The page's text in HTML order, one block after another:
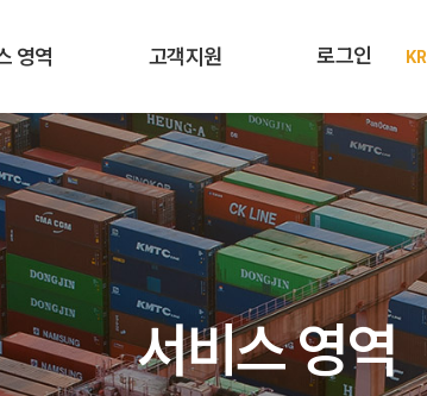
영역 고객지원 로그인 KR
서비스 영역